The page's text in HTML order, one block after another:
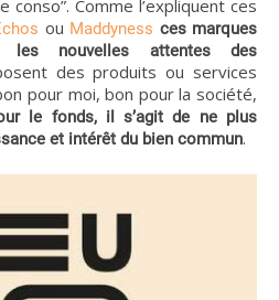
conso”. Comme l’expliquent ces
ou Maddyness ces marques
nouvelles attentes des
des produits ou services
pour moi, bon pour la société,
le fonds, il s’agit de ne plus
et intérêt du bien commun.